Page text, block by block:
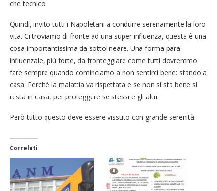
che tecnico.
Quindi, invito tutti i Napoletani a condurre serenamente la loro
vita. Ci troviamo di fronte ad una super influenza, questa è una
cosa importantissima da sottolineare. Una forma para
influenzale, più forte, da fronteggiare come tutti dovremmo
fare sempre quando cominciamo a non sentirci bene: stando a
casa. Perché la malattia va rispettata e se non si sta bene si
resta in casa, per proteggere se stessi e gli altri.
Però tutto questo deve essere vissuto con grande serenità.
Correlati